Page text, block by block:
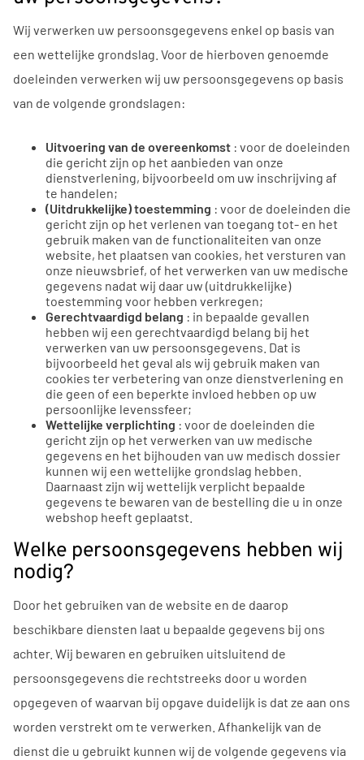
Wij verwerken uw persoonsgegevens enkel op basis van
een wettelijke grondslag. Voor de hierboven genoemde
doeleinden verwerken wij uw persoonsgegevens op basis
van de volgende grondslagen:
Uitvoering van de overeenkomst : voor de doeleinden
die gericht zijn op het aanbieden van onze
dienstverlening, bijvoorbeeld om uw inschrijving af
te handelen;
(Uitdrukkelijke) toestemming : voor de doeleinden die
gericht zijn op het verlenen van toegang tot- en het
gebruik maken van de functionaliteiten van onze
website, het plaatsen van cookies, het versturen van
onze nieuwsbrief, of het verwerken van uw medische
gegevens nadat wij daar uw (uitdrukkelijke)
toestemming voor hebben verkregen;
Gerechtvaardigd belang : in bepaalde gevallen
hebben wij een gerechtvaardigd belang bij het
verwerken van uw persoonsgegevens. Dat is
bijvoorbeeld het geval als wij gebruik maken van
cookies ter verbetering van onze dienstverlening en
die geen of een beperkte invloed hebben op uw
persoonlijke levenssfeer;
Wettelijke verplichting : voor de doeleinden die
gericht zijn op het verwerken van uw medische
gegevens en het bijhouden van uw medisch dossier
kunnen wij een wettelijke grondslag hebben.
Daarnaast zijn wij wettelijk verplicht bepaalde
gegevens te bewaren van de bestelling die u in onze
webshop heeft geplaatst.
Welke persoonsgegevens hebben wij
nodig?
Door het gebruiken van de website en de daarop
beschikbare diensten laat u bepaalde gegevens bij ons
achter. Wij bewaren en gebruiken uitsluitend de
persoonsgegevens die rechtstreeks door u worden
opgegeven of waarvan bij opgave duidelijk is dat ze aan ons
worden verstrekt om te verwerken. Afhankelijk van de
dienst die u gebruikt kunnen wij de volgende gegevens via